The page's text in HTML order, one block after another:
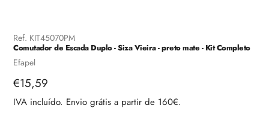
Ref. KIT45070PM
Comutador de Escada Duplo - Siza Vieira - preto mate - Kit Completo
Fornecedor
Efapel
Preço
regular
€15,59
IVA incluído. Envio grátis a partir de 160€.